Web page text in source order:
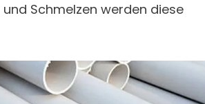
Schmelzen werden diese